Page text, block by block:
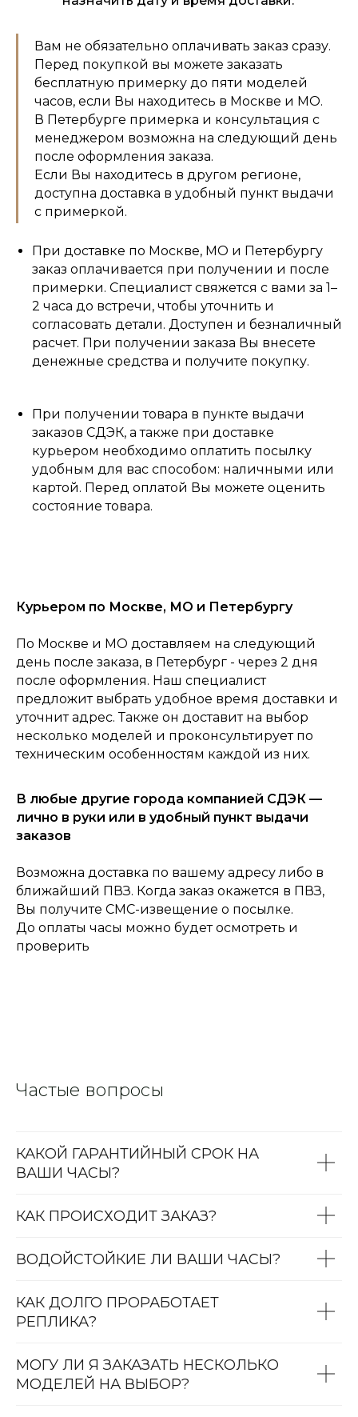
Главная Каталог
Консультация Корзина
0
Вам не обязательно оплачивать заказ сразу.
Перед покупкой вы можете заказать
бесплатную примерку до пяти моделей
часов, если Вы находитесь в Москве и МО.
В Петербурге примерка и консультация с
менеджером возможна на следующий день
после оформления заказа.
Если Вы находитесь в другом регионе,
доступна доставка в удобный пункт выдачи
с примеркой.
При доставке по Москве, МО и Петербургу
заказ оплачивается при получении и после
примерки. Специалист свяжется с вами за 1–
2 часа до встречи, чтобы уточнить и
согласовать детали. Доступен и безналичный
расчет. При получении заказа Вы внесете
денежные средства и получите покупку.
При получении товара в пункте выдачи
заказов СДЭК, а также при доставке
курьером необходимо оплатить посылку
удобным для вас способом: наличными или
картой. Перед оплатой Вы можете оценить
состояние товара.
Курьером по Москве, МО и Петербургу
По Москве и МО доставляем на следующий
день после заказа, в Петербург - через 2 дня
после оформления. Наш специалист
предложит выбрать удобное время доставки и
уточнит адрес. Также он доставит на выбор
несколько моделей и проконсультирует по
техническим особенностям каждой из них.
В любые другие города компанией СДЭК —
лично в руки или в удобный пункт выдачи
заказов
Возможна доставка по вашему адресу либо в
ближайший ПВЗ. Когда заказ окажется в ПВЗ,
Вы получите СМС-извещение о посылке.
До оплаты часы можно будет осмотреть и
проверить
Частые вопросы
КАКОЙ ГАРАНТИЙНЫЙ СРОК НА
ВАШИ ЧАСЫ?
КАК ПРОИСХОДИТ ЗАКАЗ?
ВОДОЙСТОЙКИЕ ЛИ ВАШИ ЧАСЫ?
КАК ДОЛГО ПРОРАБОТАЕТ
РЕПЛИКА?
МОГУ ЛИ Я ЗАКАЗАТЬ НЕСКОЛЬКО
МОДЕЛЕЙ НА ВЫБОР?